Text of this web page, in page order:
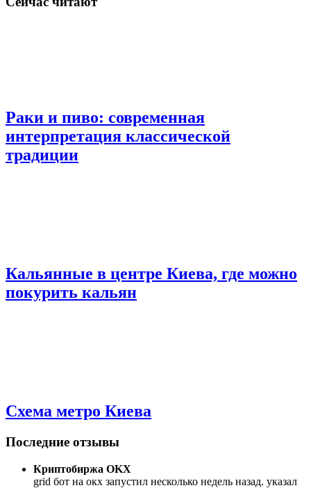
Раки и пиво: современная
интерпретация классической
традиции
Кальянные в центре Киева, где можно
покурить кальян
Схема метро Киева
Последние отзывы
Криптобиржа OKX
grid бот на окх запустил несколько недель назад. указал